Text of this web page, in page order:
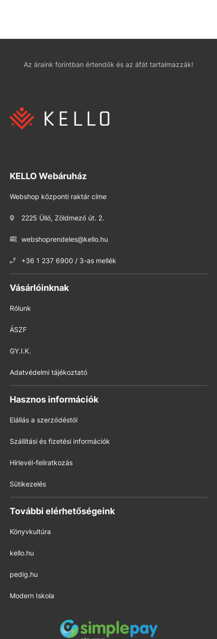
Az áraink forintban értendők és az áfát tartalmazzák!
KELLO Webáruház
Webshop központi raktár címe
2225 Üllő, Zöldmező út. 2.
webshoprendeles@kello.hu
+36 1 237 6900 / 3-as mellék
Vásárlóinknak
Rólunk
ÁSZF
GY.I.K.
Adatvédelmi tájékoztató
Hasznos információk
Elállás a szerződéstől
Szállítási és fizetési információk
Hírlevél-feliratkozás
Sütikezelés
További elérhetőségeink
Könyvkultúra
kello.hu
pedig.hu
Modern Iskola